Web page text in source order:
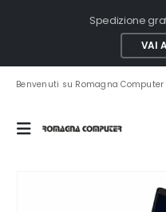
Spedizione
VAI
Benvenuti su Romagna Computer